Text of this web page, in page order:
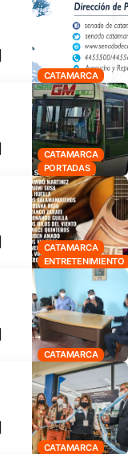
CATAMARCA
CATAMARCA
PORTADAS
CATAMARCA
ENTRETENIMIENTO
CATAMARCA
CATAMARCA